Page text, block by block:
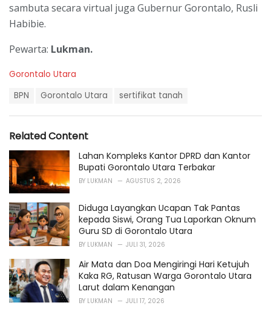
sambuta secara virtual juga Gubernur Gorontalo, Rusli
Habibie.
Pewarta: Lukman.
C
r
i
e
s
:
Gorontalo Utara
:
BPN Gorontalo Utara sertifikat tanah
Related Content
Lahan Kompleks Kantor DPRD dan Kantor
Bupati Gorontalo Utara Terbakar
BY LUKMAN AGUSTUS 2, 2026
Diduga Layangkan Ucapan Tak Pantas
kepada Siswi, Orang Tua Laporkan Oknum
Guru SD di Gorontalo Utara
BY LUKMAN JULI 31, 2026
Air Mata dan Doa Mengiringi Hari Ketujuh
Kaka RG, Ratusan Warga Gorontalo Utara
Larut dalam Kenangan
BY LUKMAN JULI 17, 2026